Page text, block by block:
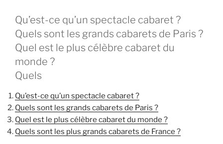
Qu’est-ce qu’un spectacle cabaret ?
Quels sont les grands cabarets de Paris ?
Quel est le plus célèbre cabaret du
monde ?
Quels
Qu’est-ce qu’un spectacle cabaret ?
Quels sont les grands cabarets de Paris ?
Quel est le plus célèbre cabaret du monde ?
Quels sont les plus grands cabarets de France ?